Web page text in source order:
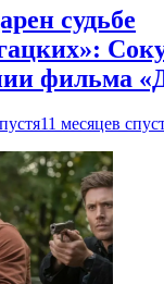
судьбе
фильма
11 месяцев